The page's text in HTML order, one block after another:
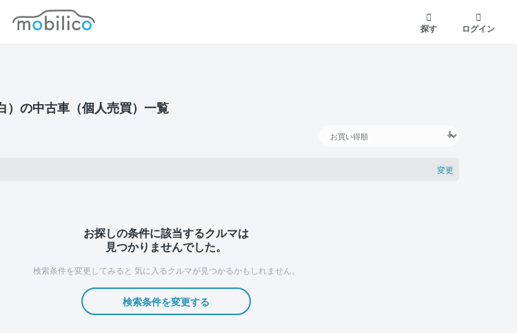
モビリコ
探す
ログイン
）の中古車（個人売買）一覧
変更
お探しの条件に該当するクルマは
見つかりませんでした。
検索条件を変更してみると 気に入るクルマが見つかるかもしれません。
検索条件を変更する